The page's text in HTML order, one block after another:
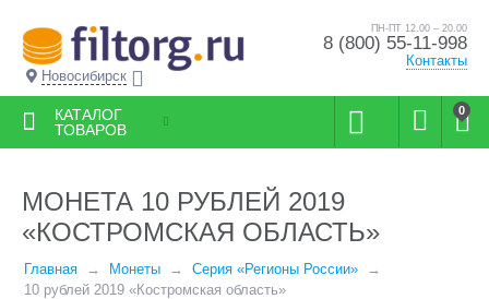
Новосибирск
ПН-ПТ 12.00 – 20.00
8 (800) 55-11-998
Контакты
0
КАТАЛОГ
ТОВАРОВ
МОНЕТА 10 РУБЛЕЙ 2019
«КОСТРОМСКАЯ ОБЛАСТЬ»
Главная Монеты
Серия «Регионы России»
10 рублей 2019 «Костромская область»